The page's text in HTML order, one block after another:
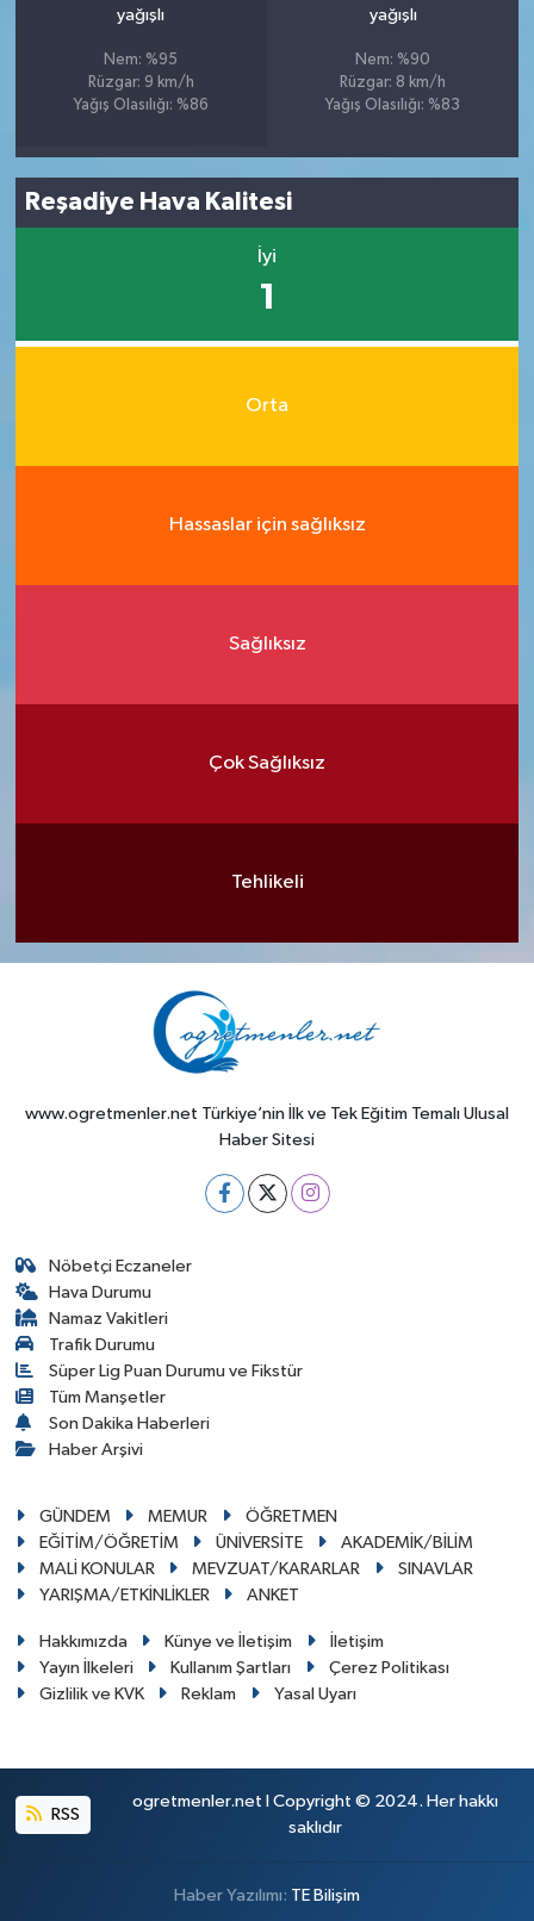
yağışlı
Nem: %95
Rüzgar: 9 km/h
Yağış Olasılığı: %86
yağışlı
Nem: %90
Rüzgar: 8 km/h
Yağış Olasılığı: %83
Reşadiye Hava Kalitesi
İyi
1
Orta
Hassaslar için sağlıksız
Sağlıksız
Çok Sağlıksız
Tehlikeli
www.ogretmenler.net Türkiye’nin İlk ve Tek Eğitim Temalı Ulusal
Haber Sitesi
Nöbetçi Eczaneler
Hava Durumu
Namaz Vakitleri
Trafik Durumu
Süper Lig Puan Durumu ve Fikstür
Tüm Manşetler
Son Dakika Haberleri
Haber Arşivi
GÜNDEM MEMUR
ÖĞRETMEN
EĞİTİM/ÖĞRETİM
ÜNİVERSİTE
AKADEMİK/BİLİM
MALİ KONULAR
MEVZUAT/KARARLAR
SINAVLAR
YARIŞMA/ETKİNLİKLER
ANKET
Hakkımızda Künye ve İletişim
İletişim
Yayın İlkeleri
Kullanım Şartları
Çerez Politikası
Gizlilik ve KVK
Reklam Yasal Uyarı
RSS
ogretmenler.net I Copyright © 2024. Her hakkı
saklıdır
Haber Yazılımı: TE Bilişim